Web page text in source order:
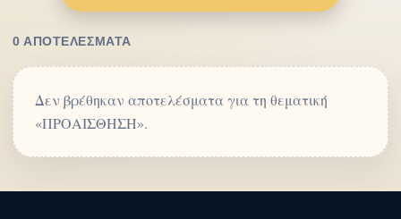
0 ΑΠΟΤΕΛΈΣΜΑΤΑ
Δεν βρέθηκαν αποτελέσματα για τη θεματική
«ΠΡΟΑΙΣΘΗΣΗ».